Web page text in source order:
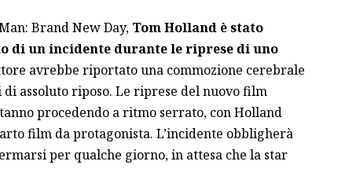
Brand New Day, Tom Holland è stato
di un incidente durante le riprese di uno
avrebbe riportato una commozione cerebrale
assoluto riposo. Le riprese del nuovo film
procedendo a ritmo serrato, con Holland
film da protagonista. L’incidente obbligherà
per qualche giorno, in attesa che la star